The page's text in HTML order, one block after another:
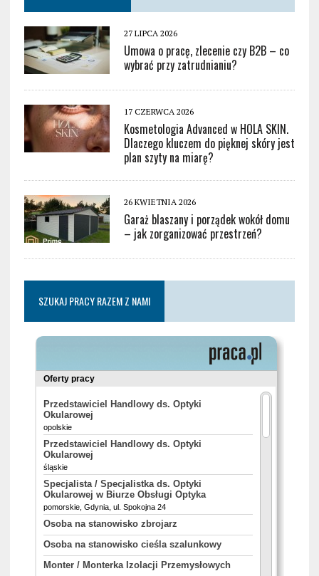
27 LIPCA 2026
Umowa o pracę, zlecenie czy B2B – co
wybrać przy zatrudnianiu?
17 CZERWCA 2026
Kosmetologia Advanced w HOLA SKIN.
Dlaczego kluczem do pięknej skóry jest
plan szyty na miarę?
26 KWIETNIA 2026
Garaż blaszany i porządek wokół domu
– jak zorganizować przestrzeń?
SZUKAJ PRACY RAZEM Z NAMI